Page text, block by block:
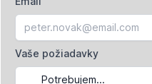
Vaše požiadavky